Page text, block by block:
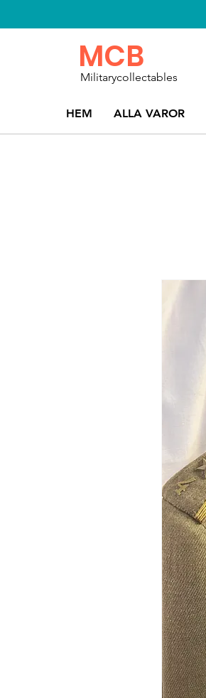
HEM ALLA VAROR
MCB
Militarycollectables